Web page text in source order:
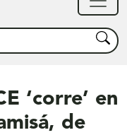
Buscar
‘corre’ en
de